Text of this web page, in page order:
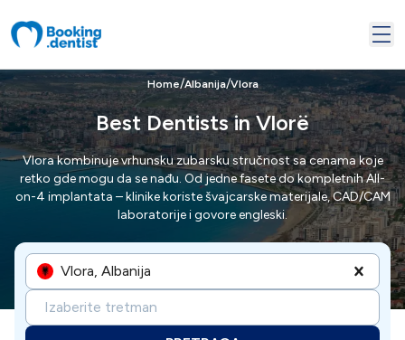
Home/Albanija/Vlora
Best Dentists in Vlorë
Vlora kombinuje vrhunsku zubarsku stručnost sa cenama koje
retko gde mogu da se nađu. Od jedne fasete do kompletnih All-
on-4 implantata – klinike koriste švajcarske materijale, CAD/CAM
laboratorije i govore engleski.
Vlora, Albanija
Izaberite tretman